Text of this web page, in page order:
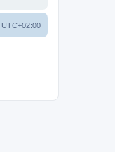
UTC+02:00